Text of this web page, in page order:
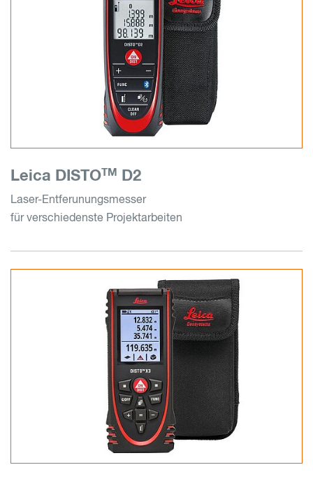
Leica DISTOTM D2
Laser-Entferunungsmesser
für verschiedenste Projektarbeiten